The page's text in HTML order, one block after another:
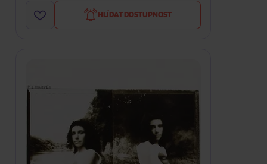
HLÍDAT DOSTUPNOST